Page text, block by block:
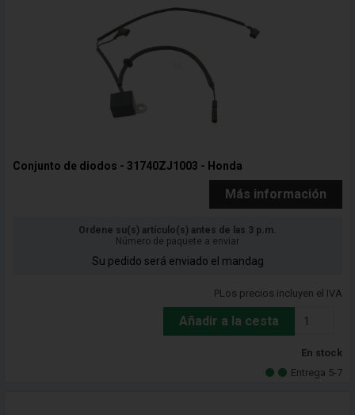
Conjunto de diodos - 31740ZJ1003 - Honda
Más información
Ordene su(s) artículo(s) antes de las 3 p.m.
Número de paquete a enviar
Su pedido será enviado el mandag
PLos precios incluyen el IVA
Añadir a la cesta
En stock
Entrega 5-7